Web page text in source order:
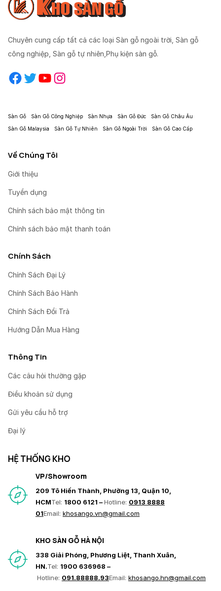
Chuyên cung cấp tất cả các loại Sàn gỗ ngoài trời, Sàn gỗ
công nghiệp, Sàn gỗ tự nhiên,Phụ kiện sàn gỗ.
Facebook Twitter YouTube Instagram
Sàn Gỗ Sàn Gỗ Công Nghiệp Sàn Nhựa Sàn Gỗ Đức Sàn Gỗ Châu Âu
Sàn Gỗ Malaysia Sàn Gỗ Tự Nhiên Sàn Gỗ Ngoài Trời Sàn Gỗ Cao Cấp
Về Chúng Tôi
Giới thiệu
Tuyển dụng
Chính sách bảo mật thông tin
Chính sách bảo mật thanh toán
Chính Sách
Chính Sách Đại Lý
Chính Sách Bảo Hành
Chính Sách Đổi Trả
Hướng Dẫn Mua Hàng
Thông Tin
Các câu hỏi thường gặp
Điều khoản sử dụng
Gửi yêu cầu hỗ trợ
Đại lý
HỆ THỐNG KHO
VP/Showroom
209 Tô Hiến Thành, Phường 13, Quận 10,
HCMTel: 1800 6121 –Hotline: 0913 8888
01Email: khosango.vn@gmail.com
KHO SÀN GỖ HÀ NỘI
338 Giải Phóng, Phương Liệt, Thanh Xuân,
HN.Tel: 1900 636968 –
Hotline: 091.88888.93Email: khosango.hn@gmail.com